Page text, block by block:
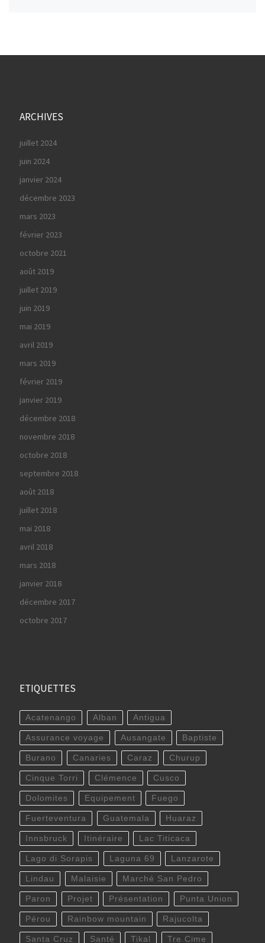
ARCHIVES
juillet 2024
juin 2024
janvier 2024
décembre 2023
mars 2023
février 2023
octobre 2021
août 2019
juillet 2019
juin 2019
mai 2019
avril 2019
mars 2019
février 2019
janvier 2019
décembre 2018
novembre 2018
octobre 2018
septembre 2018
août 2018
juillet 2018
mai 2018
avril 2018
mars 2018
janvier 2018
décembre 2017
octobre 2017
ETIQUETTES
Acatenango Alban Antigua
Assurance voyage Ausangate Baptiste
Burano Canaries Caraz Churup
Cinque Torri Clémence Cusco
Dolomites Equipement Fuego
Fuerteventura Guatemala Huaraz
Innsbruck Itinéraire Lac Titicaca
Lago di Sorapis Laguna 69 Lanzarote
Lindau Malaisie Marché San Pedro
Paron Projet Présentation Punta Union
Pérou Rainbow mountain Rajucolta
Santa Cruz Santé Tikal Tre Cime